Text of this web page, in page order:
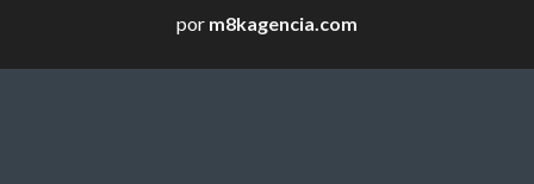
por m8kagencia.com